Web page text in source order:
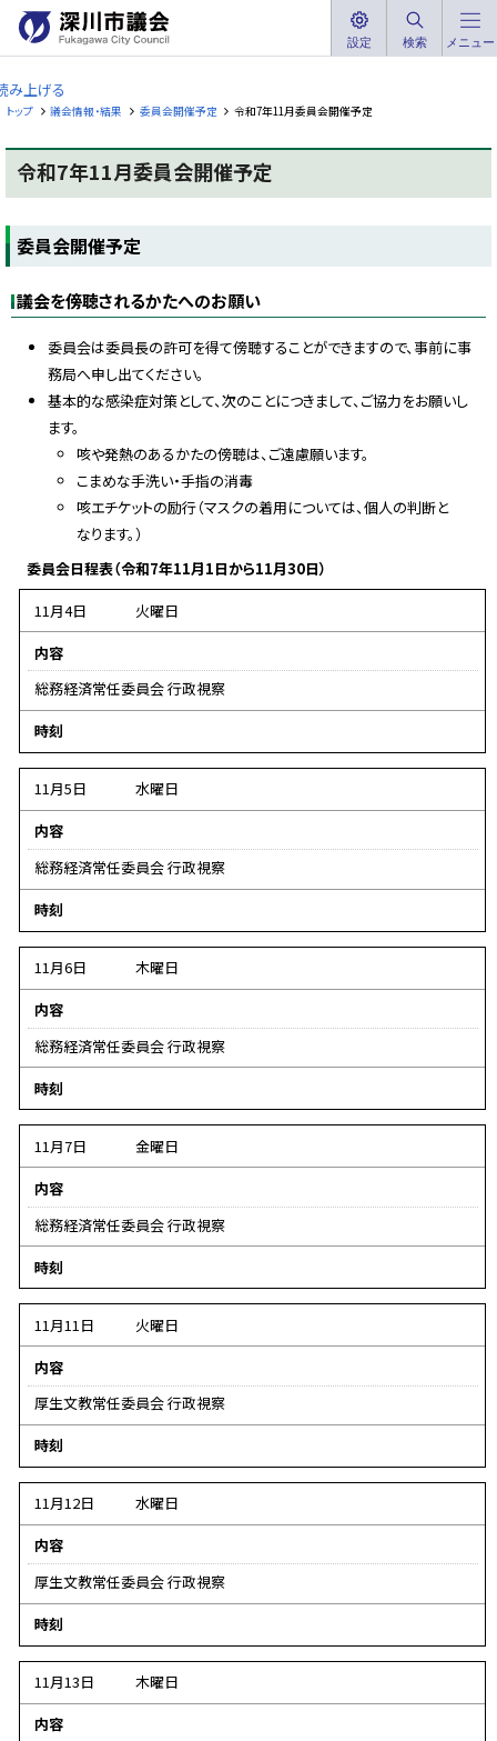
へ
メ
ニ
ュ
へ
深
川
市
議
会
u
a
C
設定 検索 メニュー
み上げる
トップ 議会情報・結果 委員会開催予定 令和7年11月委員会開催予定
令和7年11月委員会開催予定
ー
ジ
内
次
委員会開催予定
議会を傍聴されるかたへのお願い
委員会は委員長の許可を得て傍聴することができますので、事前に事
務局へ申し出てください。
基本的な感染症対策として、次のことにつきまして、ご協力をお願いし
ます。
咳や発熱のあるかたの傍聴は、ご遠慮願います。
こまめな手洗い・手指の消毒
咳エチケットの励行（マスクの着用については、個人の判断と
なります。）
委員会日程表（令和7年11月1日から11月30日）
11月4日
火曜日
内容
総務経済常任委員会 行政視察
時刻
ー
タ
な
11月5日
水曜日
内容
総務経済常任委員会 行政視察
時刻
ー
タ
な
11月6日
木曜日
内容
総務経済常任委員会 行政視察
時刻
ー
タ
な
11月7日
金曜日
内容
総務経済常任委員会 行政視察
時刻
ー
タ
な
11月11日
火曜日
内容
厚生文教常任委員会 行政視察
時刻
ー
タ
な
11月12日
水曜日
内容
厚生文教常任委員会 行政視察
時刻
ー
タ
な
11月13日
木曜日
内容